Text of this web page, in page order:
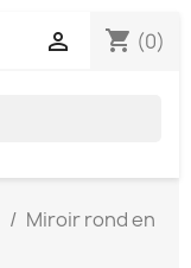
shopping_cart (0)

Miroir rond en